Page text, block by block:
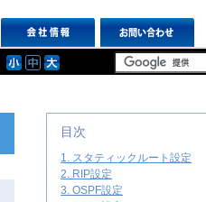
目次
1. スタティックルート設定
2. RIP設定
3. OSPF設定